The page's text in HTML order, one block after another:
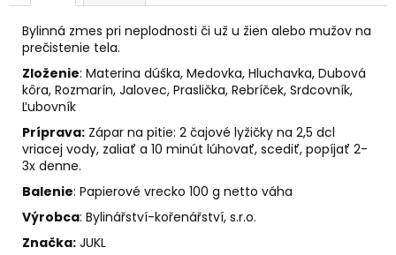
Bylinná zmes pri neplodnosti či už u žien alebo mužov na
prečistenie tela.
Zloženie: Materina dúška, Medovka, Hluchavka, Dubová
kôra, Rozmarín, Jalovec, Praslička, Rebríček, Srdcovník,
Ľubovník
Príprava: Zápar na pitie: 2 čajové lyžičky na 2,5 dcl
vriacej vody, zaliať a 10 minút lúhovať, scediť, popíjať 2-
3x denne.
Balenie: Papierové vrecko 100 g netto váha
Výrobca: Bylinářství-kořenářství, s.r.o.
Značka: JUKL
č
a
m
e
LEV
-
SVIEČKA
K
ZNAMENIU
ZVEROKRUHU
Z
PALMOVÉHO
VOSKU